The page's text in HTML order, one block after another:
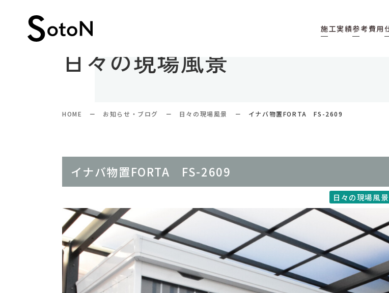
施工実績参考費用
日々の現場風景
HOME お知らせ・ブログ 日々の現場風景 イナバ物置FORTA FS-2609
イナバ物置FORTA FS-2609
日々の現場風景